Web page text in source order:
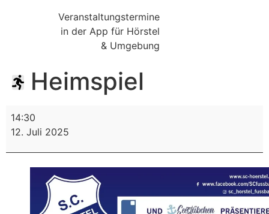
Veranstaltungstermine
in der App für Hörstel
& Umgebung
Heimspiel
14:30
12. Juli 2025